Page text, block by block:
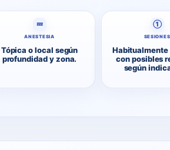
💤
ANESTESIA
Tópica o local según
profundidad y zona.
①
SESIONES
Habitualmente
con posibles
según